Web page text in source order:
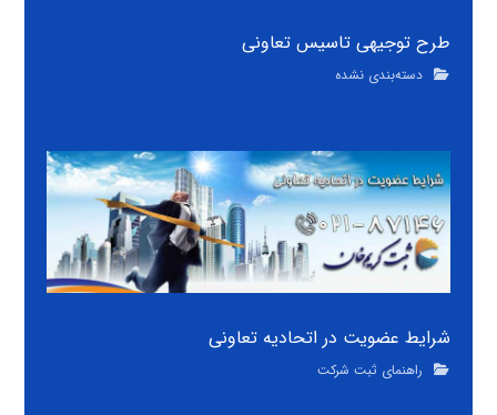
طرح توجیهی تاسیس تعاونی
دسته‌بندی نشده
شرایط عضویت در اتحادیه تعاونی
راهنمای ثبت شرکت